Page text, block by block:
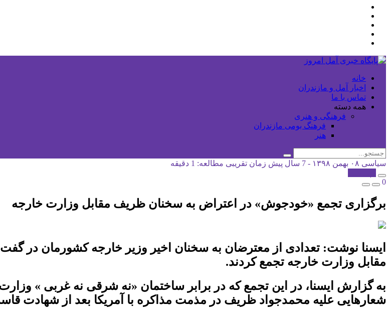
خانه
اخبار آمل و مازندران
تماس با ما
همه دسته
فرهنگی و هنری
فرهنگ بومی مازندران
هنر
سیاسی ۰۸ بهمن ۱۳۹۸ - 7 سال پیش
زمان تقریبی مطالعه: 1 دقیقه
0
برگزاری تجمع «خودجوش» در اعتراض به سخنان ظریف مقابل وزارت خارجه
ایسنا نوشت: تعدادی از معترضان به سخنان اخیر وزیر خارجه کشورمان در
مقابل وزارت خارجه تجمع کردند.
به گزارش ایسنا، در این تجمع که در برابر ساختمان «نه شرقی نه غربی »
شعارهایی علیه محمدجواد ظریف در مذمت مذاکره با آمریکا بعد از شهادت